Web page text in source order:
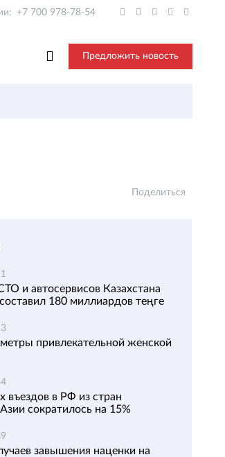
+7 700 978-78-54
Предложить новость
Поделиться
и автосервисов Казахстана
180 миллиардов теңге
привлекательной женской
въездов в РФ из стран
сократилось на 15%
завышения наценки на